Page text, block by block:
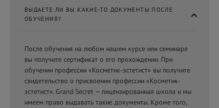
ВЫДАЕТЕ ЛИ ВЫ КАКИЕ-ТО ДОКУМЕНТЫ ПОСЛЕ
ОБУЧЕНИЯ?
После обучения на любом нашем курсе или семинаре
вы получите сертификат о его прохождении. При
обучении профессии «Косметик-эстетист» вы получите
свидетельство о присвоении профессии «Косметик-
эстетист». Grand Secret — лицензированная школа и мы
имеем право выдавать такие документы. Кроме того,